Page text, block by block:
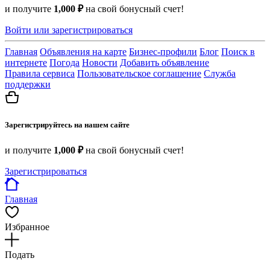
и получите 1,000 ₽на свой бонусный счет!
Войти или зарегистрироваться
Главная Объявления на карте Бизнес-профили Блог Поиск в
интернете Погода Новости Добавить объявление
Правила сервиса Пользовательское соглашение Служба
поддержки
Зарегистрируйтесь на нашем сайте
и получите 1,000 ₽на свой бонусный счет!
Зарегистрироваться
Главная
Избранное
Подать